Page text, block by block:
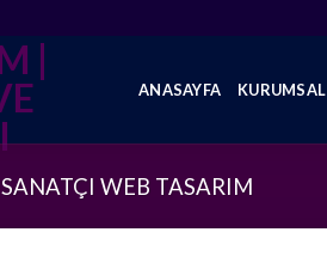
ANASAYFA KURUMSAL
SANATÇI WEB TASARIM